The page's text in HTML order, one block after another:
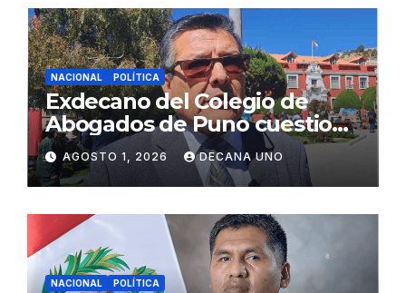
NACIONAL POLÍTICA
Exdecano del Colegio de
Abogados de Puno cuestiona
propuestas sobre seguridad
ciudadana
AGOSTO 1, 2026 DECANA UNO
NACIONAL POLÍTICA